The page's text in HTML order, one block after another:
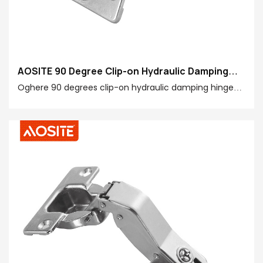
AOSITE 90 Degree Clip-on Hydraulic Damping
Hinge
Oghere 90 degrees clip-on hydraulic damping hinge
nwere ọrụ dị ike, nke na-ewetara gị ahụmịhe na-
enweghị atụ na arịa ụlọ.